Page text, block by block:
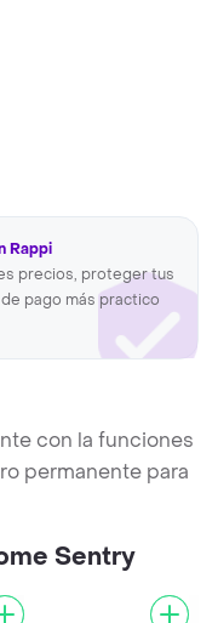
Rappi
precios, proteger tus
pago más practico
con la funciones
permanente para
Sentry